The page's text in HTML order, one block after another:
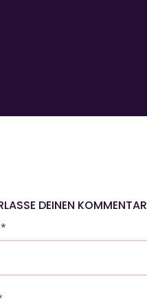
DEINEN KOMMENTAR
*